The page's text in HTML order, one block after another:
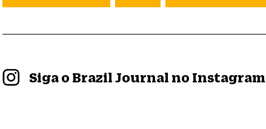
Siga o Brazil Journal no Instagram